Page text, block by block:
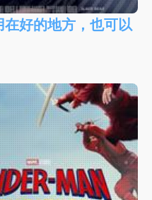
在好的地方，也可以